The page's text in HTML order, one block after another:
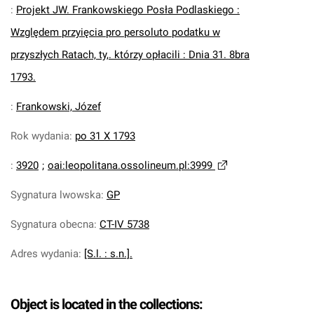
: Projekt JW. Frankowskiego Posła Podlaskiego :
Względem przyięcia pro persoluto podatku w
przyszłych Ratach, ty,. którzy opłacili : Dnia 31. 8bra
1793.
: Frankowski, Józef
Rok wydania: po 31 X 1793
: 3920 ; oai:leopolitana.ossolineum.pl:3999
Sygnatura lwowska: GP
Sygnatura obecna: CT-IV 5738
Adres wydania: [S.l. : s.n.].
Object is located in the collections: